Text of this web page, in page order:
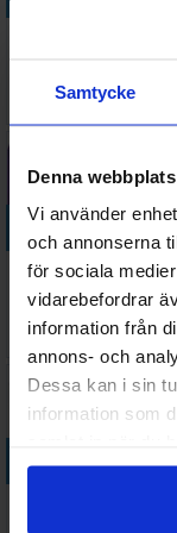
Samtycke
Denna
Vi använder
och annonserna
för sociala
vidarebefordrar
information från
annons- och
Dessa kan i sin
information som
Centre 500
138 SEK
Köp
Inside Out 2
1000 bitar
Pussel
177 SEKVäntas in:
Köp
Scrapbook